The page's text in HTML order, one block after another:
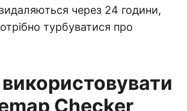
через 24 години,
турбуватися про
Checker